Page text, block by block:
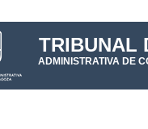
TRIBUNAL
ADMINISTRATIVA DE